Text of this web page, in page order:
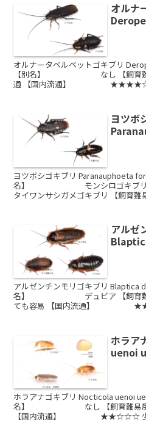
オルナ
オルナータベルベットゴキブリ
【別名】 なし 【飼
通 【国内流通】 ★★★★☆
ヨツボ
ヨツボシゴキブリ Paranauphoeta
名】 モンシロゴキブリ、ヨ
タイワンサシガメゴキブリ
アルゼ
アルゼンチンモリゴキブリ Blaptica
名】 デュビア 【飼育
ても容易 【国内流通】
ホラア
uenoi
ホラアナゴキブリ Nocticola uenoi
名】 なし 【飼育難
【国内流通】 ★★☆☆☆ 少